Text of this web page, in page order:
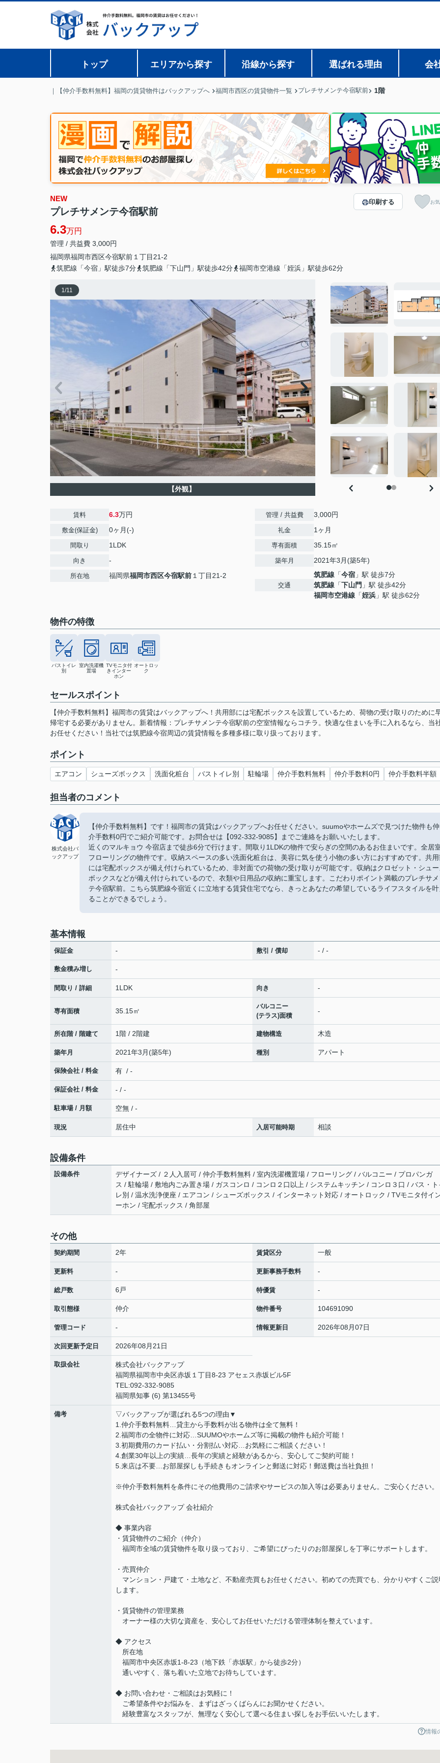
トップ エリアから探す 沿線から探す 選ばれる理由 会
｜【仲介手数料無料】福岡の賃貸物件はバックアップへ 福岡市西区の賃貸物件一覧 プレチサメンテ今宿駅前 1階
NEW
プレチサメンテ今宿駅前
6.3万円
管理 / 共益費 3,000円
福岡県福岡市西区今宿駅前１丁目21-2
筑肥線「今宿」駅徒歩7分
筑肥線「下山門」駅徒歩42分 福岡市空港線「姪浜」駅徒歩62分
印刷する お
1/11
【外観】
賃料 6.3万円
敷金(保証金) 0ヶ月(-)
間取り 1LDK
向き -
所在地 福岡県福岡市西区今宿駅前１丁目21-2
管理 / 共益費 3,000円
礼金 1ヶ月
専有面積 35.15㎡
築年月 2021年3月(築5年)
交通
筑肥線 「今宿 」駅 徒歩7分
筑肥線 「下山門 」駅 徒歩42分
福岡市空港線 「姪浜 」駅 徒歩62分
物件の特徴
バストイレ
別
室内洗濯機
置場
TVモニタ付
きインター
ホン
オートロッ
ク
セールスポイント
【仲介手数料無料】福岡市の賃貸はバックアップへ！共用部には宅配ボックスを設置しているため、荷物の受け取りのために
帰宅する必要がありません。新着情報：プレチサメンテ今宿駅前の空室情報ならコチラ。快適な住まいを手に入れるなら、当
お任せください！当社では筑肥線今宿周辺の賃貸情報を多種多様に取り扱っております。
ポイント
エアコン シューズボックス 洗面化粧台 バストイレ別 駐輪場 仲介手数料無料 仲介手数料0円 仲介手数料半額
担当者のコメント
株式会社バ
ックアップ
【仲介手数料無料】です！福岡市の賃貸はバックアップへお任せください。suumoやホームズで見つけた物件も仲
介手数料0円でご紹介可能です。お問合せは【092-332-9085】までご連絡をお願いいたします。
近くのマルキョウ 今宿店まで徒歩6分で行けます。間取り1LDKの物件で安らぎの空間のあるお住まいです。全居
フローリングの物件です。収納スペースの多い洗面化粧台は、美容に気を使う小物の多い方におすすめです。共
には宅配ボックスが備え付けられているため、非対面での荷物の受け取りが可能です。収納はクロゼット・シュ
ボックスなどが備え付けられているので、衣類や日用品の収納に重宝します。こだわりポイント満載のプレチサ
テ今宿駅前。こちら筑肥線今宿近くに立地する賃貸住宅でなら、きっとあなたの希望しているライフスタイルを
ることができるでしょう。
基本情報
保証金 - 敷引 / 償却 - / -
敷金積み増し -
間取り / 詳細 1LDK 向き -
専有面積 35.15㎡
バルコニー
(テラス)面積
-
所在階 / 階建て 1階 / 2階建 建物構造 木造
築年月 2021年3月(築5年) 種別 アパート
保険会社 / 料金 有 / -
保証会社 / 料金 - / -
駐車場 / 月額 空無 / -
現況 居住中 入居可能時期 相談
設備条件
設備条件
デザイナーズ / ２人入居可 / 仲介手数料無料 / 室内洗濯機置場 / フローリング / バルコニー / プロパンガ
ス / 駐輪場 / 敷地内ごみ置き場 / ガスコンロ / コンロ２口以上 / システムキッチン / コンロ３口 / バス・ト
レ別 / 温水洗浄便座 / エアコン / シューズボックス / インターネット対応 / オートロック / TVモニタ付イ
ーホン / 宅配ボックス / 角部屋
その他
契約期間 2年 賃貸区分 一般
更新料 - 更新事務手数料 -
総戸数 6戸 特優賃 -
取引態様 仲介 物件番号 104691090
管理コード - 情報更新日 2026年08月07日
次回更新予定日 2026年08月21日
取扱会社
株式会社バックアップ
福岡県福岡市中央区赤坂１丁目8-23 アセェス赤坂ビル5F
TEL:092-332-9085
福岡県知事 (6) 第13455号
備考
▽バックアップが選ばれる5つの理由▼
1.仲介手数料無料…貸主から手数料が出る物件は全て無料！
2.福岡市の全物件に対応…SUUMOやホームズ等に掲載の物件も紹介可能！
3.初期費用のカード払い・分割払い対応…お気軽にご相談ください！
4.創業30年以上の実績…長年の実績と経験があるから、安心してご契約可能！
5.来店は不要…お部屋探しも手続きもオンラインと郵送に対応！郵送費は当社負担！
※仲介手数料無料を条件にその他費用のご請求やサービスの加入等は必要ありません。ご安心ください。
株式会社バックアップ 会社紹介
◆ 事業内容
・賃貸物件のご紹介（仲介）
福岡市全域の賃貸物件を取り扱っており、ご希望にぴったりのお部屋探しを丁寧にサポートします。
・売買仲介
マンション・戸建て・土地など、不動産売買もお任せください。初めての売買でも、分かりやすくご説
します。
・賃貸物件の管理業務
オーナー様の大切な資産を、安心してお任せいただける管理体制を整えています。
◆ アクセス
所在地
福岡市中央区赤坂1-8-23（地下鉄「赤坂駅」から徒歩2分）
通いやすく、落ち着いた立地でお待ちしています。
◆ お問い合わせ・ご相談はお気軽に！
ご希望条件やお悩みを、まずはざっくばらんにお聞かせください。
経験豊富なスタッフが、無理なく安心して選べる住まい探しをお手伝いいたします。
情報